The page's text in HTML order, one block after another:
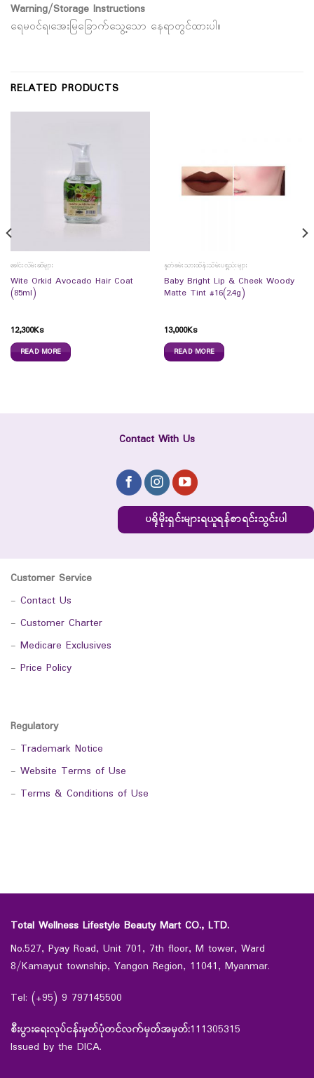
Warning/Storage Instructions
ရေမဝင်ရ၊အေးမြခြောက်သွေ့သော နေရာတွင်ထားပါ။
RELATED PRODUCTS
ခေါင်းလိမ်းဆီများ
Wite Orkid Avocado Hair Coat
(85ml)
12,300Ks
READ MORE
နှုတ်ခမ်းသားထိန်းသိမ်းပစ္စည်းများ
Baby Bright Lip & Cheek Woody
Matte Tint #16(2.4g)
13,000Ks
READ MORE
Contact With Us
ပရိုမိုးရှင်းများရယူရန်စာရင်းသွင်းပါ
Customer Service
- Contact Us
- Customer Charter
- Medicare Exclusives
- Price Policy
Regulatory
- Trademark Notice
- Website Terms of Use
- Terms & Conditions of Use
Total Wellness Lifestyle Beauty Mart CO., LTD.
No.527, Pyay Road, Unit 701, 7th floor, M tower, Ward
8/Kamayut township, Yangon Region, 11041, Myanmar.
Tel: (+95) 9 797145500
စီးပွားရေးလုပ်ငန်းမှတ်ပုံတင်လက်မှတ်အမှတ်:111305315
Issued by the DICA.